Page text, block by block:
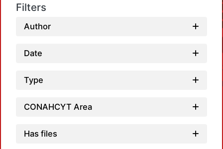
Filters
Author
Date
Type
CONAHCYT Area
Has files